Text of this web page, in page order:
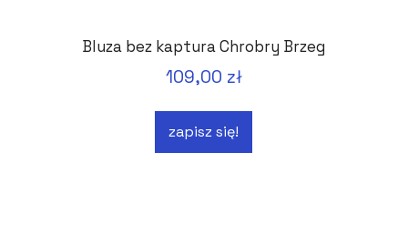
Bluza bez kaptura Chrobry Brzeg
109,00 zł
zapisz się!